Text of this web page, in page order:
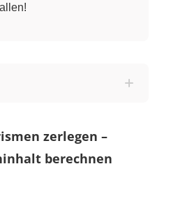
zerlegen –
berechnen